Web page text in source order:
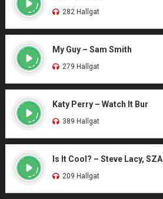
282 Hallgat
My Guy – Sam Smith
279 Hallgat
Katy Perry – Watch It Bur
389 Hallgat
Is It Cool? – Steve Lacy, SZA
209 Hallgat